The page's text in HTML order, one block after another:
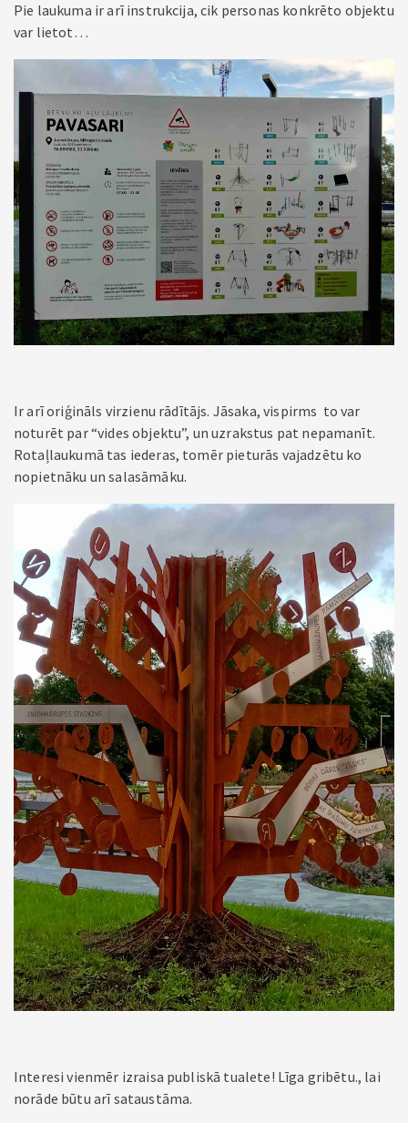
Pie laukuma ir arī instrukcija, cik personas konkrēto objektu
var lietot…
Ir arī oriģināls virzienu rādītājs. Jāsaka, vispirms to var
noturēt par “vides objektu”, un uzrakstus pat nepamanīt.
Rotaļlaukumā tas iederas, tomēr pieturās vajadzētu ko
nopietnāku un salasāmāku.
Interesi vienmēr izraisa publiskā tualete! Līga gribētu., lai
norāde būtu arī sataustāma.